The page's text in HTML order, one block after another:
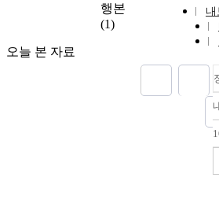
행본
(1)
오늘 본 자료
내